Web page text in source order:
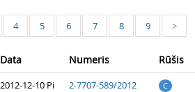
4 5 6 7 8 9 >
Data Numeris Rūšis
2012-12-10 Pi 2-7707-589/2012 C